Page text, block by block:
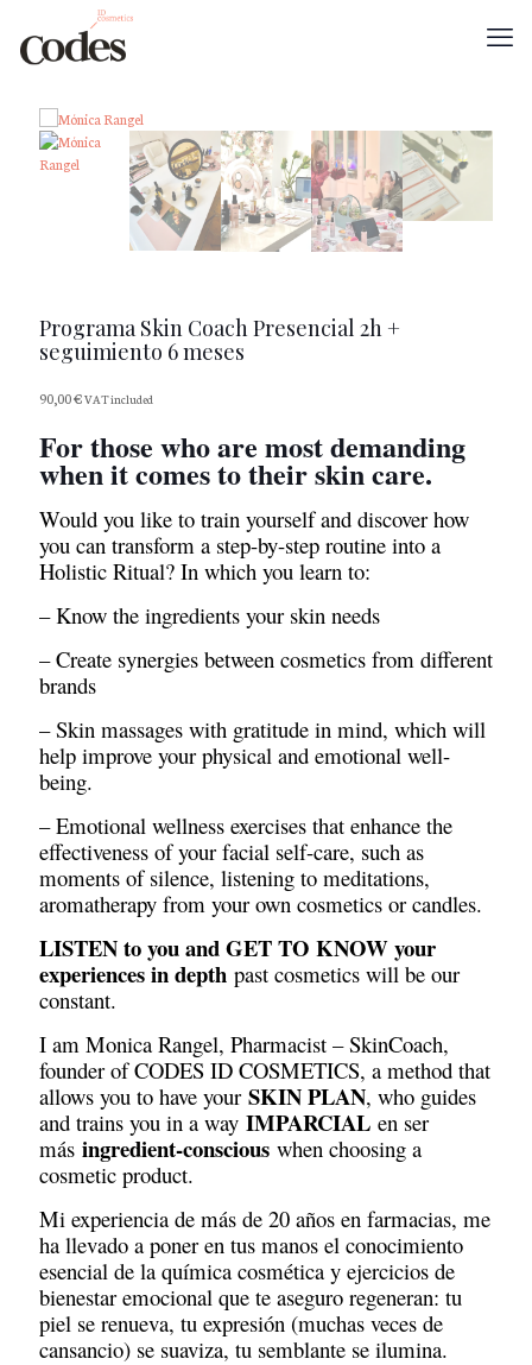
Programa Skin Coach Presencial 2h +
seguimiento 6 meses
90,00€VAT included
For those who are most demanding
when it comes to their skin care.
Would you like to train yourself and discover how
you can transform a step-by-step routine into a
Holistic Ritual? In which you learn to:
– Know the ingredients your skin needs
– Create synergies between cosmetics from different
brands
– Skin massages with gratitude in mind, which will
help improve your physical and emotional well-
being.
– Emotional wellness exercises that enhance the
effectiveness of your facial self-care, such as
moments of silence, listening to meditations,
aromatherapy from your own cosmetics or candles.
LISTEN to you and GET TO KNOW your
experiences in depth past cosmetics will be our
constant.
I am Monica Rangel, Pharmacist – SkinCoach,
founder of CODES ID COSMETICS, a method that
allows you to have your SKIN PLAN, who guides
and trains you in a way IMPARCIAL en ser
más ingredient-conscious when choosing a
cosmetic product.
Mi experiencia de más de 20 años en farmacias, me
ha llevado a poner en tus manos el conocimiento
esencial de la química cosmética y ejercicios de
bienestar emocional que te aseguro regeneran: tu
piel se renueva, tu expresión (muchas veces de
cansancio) se suaviza, tu semblante se ilumina.